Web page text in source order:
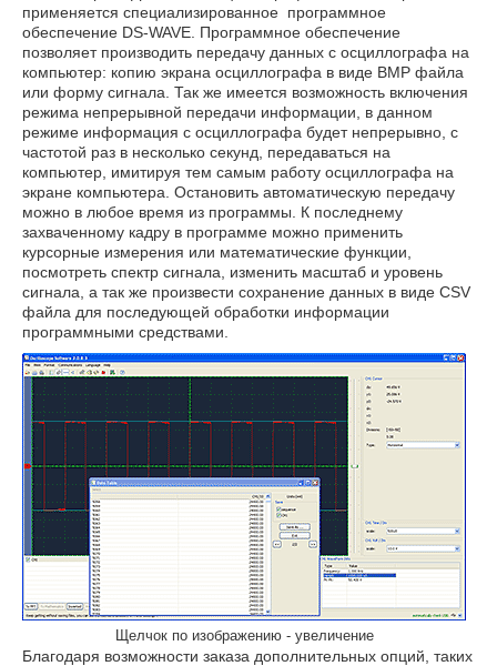
применяется специализированное программное
обеспечение DS-WAVE. Программное обеспечение
позволяет производить передачу данных с осциллографа на
компьютер: копию экрана осциллографа в виде BMP файла
или форму сигнала. Так же имеется возможность включения
режима непрерывной передачи информации, в данном
режиме информация с осциллографа будет непрерывно, с
частотой раз в несколько секунд, передаваться на
компьютер, имитируя тем самым работу осциллографа на
экране компьютера. Остановить автоматическую передачу
можно в любое время из программы. К последнему
захваченному кадру в программе можно применить
курсорные измерения или математические функции,
посмотреть спектр сигнала, изменить масштаб и уровень
сигнала, а так же произвести сохранение данных в виде CSV
файла для последующей обработки информации
программными средствами.
Щелчок по изображению - увеличение
Благодаря возможности заказа дополнительных опций, таких